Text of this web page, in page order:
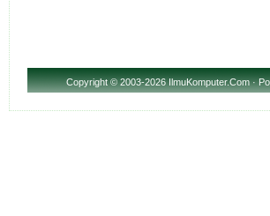
Copyright© 2003-2026 IlmuKomputer.Com ·